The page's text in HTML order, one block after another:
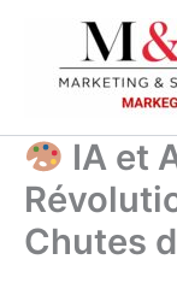
contenu
IA et
Chutes